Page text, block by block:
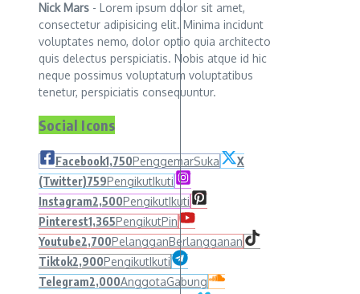
Nick Mars - Lorem ipsum dolor sit amet,
consectetur adipisicing elit. Minima incidunt
voluptates nemo, dolor optio quia architecto
quis delectus perspiciatis. Nobis atque id hic
neque possimus voluptatum voluptatibus
tenetur, perspiciatis consequuntur.
Social Icons
Facebook1,750PenggemarSuka
X
(Twitter)759PengikutIkuti
Instagram2,500PengikutIkuti
Pinterest1,365PengikutPin
Youtube2,700PelangganBerlangganan
Tiktok2,900PengikutIkuti
Telegram2,000AnggotaGabung